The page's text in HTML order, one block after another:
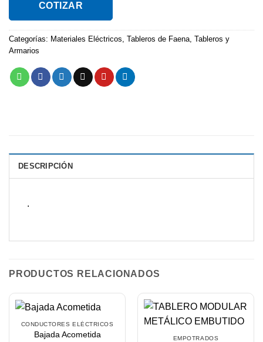
COTIZAR
Categorías: Materiales Eléctricos, Tableros de Faena, Tableros y
Armarios
DESCRIPCIÓN
.
PRODUCTOS RELACIONADOS
CONDUCTORES ELÉCTRICOS
Bajada Acometida EMPOTRADOS